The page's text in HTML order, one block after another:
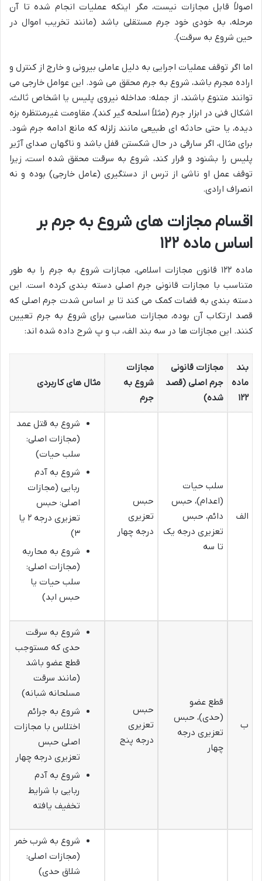
اصولاً قابل مجازات نیست، مگر اینکه عملیات انجام شده تا آن
مرحله، به خودی خود جرم مستقلی باشد (مانند تخریب اموال در
حین شروع به سرقت).
اما اگر توقف عملیات اجرایی به دلیل عاملی بیرونی و خارج از کنترل و
اراده مجرم باشد، شروع به جرم محقق می شود. این عوامل خارجی می
توانند متنوع باشند، از جمله: مداخله نیروی پلیس یا اشخاص ثالث،
اشکال فنی در ابزار جرم (مثلاً اسلحه گیر کند)، مقاومت غیرمنتظره بزه
دیده، یا حتی حادثه ای طبیعی مانند زلزله که مانع ادامه جرم شود.
برای مثال، اگر سارقی در حال شکستن قفل باشد و ناگهان صدای آژیر
پلیس را بشنود و فرار کند، شروع به سرقت محقق شده است، زیرا
توقف عمل او ناشی از ترس از دستگیری (عامل خارجی) بوده و نه
انصراف ارادی.
اقسام مجازات های شروع به جرم بر
اساس ماده ۱۲۲
ماده ۱۲۲ قانون مجازات اسلامی، مجازات شروع به جرم را به طور
متناسب با مجازات قانونی جرم اصلی دسته بندی کرده است. این
دسته بندی به قضات کمک می کند تا بر اساس شدت جرم اصلی که
قصد ارتکاب آن بوده، مجازات مناسبی برای شروع به جرم تعیین
کنند. این مجازات ها در سه بند الف، ب و پ شرح داده شده اند:
بند
ماده
۱۲۲
مجازات قانونی
جرم اصلی (قصد
شده)
مجازات
شروع به
جرم
مثال های کاربردی
الف
سلب حیات
(اعدام)، حبس
دائم، حبس
تعزیری درجه یک
تا سه
حبس
تعزیری
درجه چهار
شروع به قتل عمد
(مجازات اصلی:
سلب حیات)
شروع به آدم
ربایی (مجازات
اصلی: حبس
تعزیری درجه ۲ یا
۳)
شروع به محاربه
(مجازات اصلی:
سلب حیات یا
حبس ابد)
ب
قطع عضو
(حدی)، حبس
تعزیری درجه
چهار
حبس
تعزیری
درجه پنج
شروع به سرقت
حدی که مستوجب
قطع عضو باشد
(مانند سرقت
مسلحانه شبانه)
شروع به جرائم
اختلاس با مجازات
اصلی حبس
تعزیری درجه چهار
شروع به آدم
ربایی با شرایط
تخفیف یافته
شروع به شرب خمر
(مجازات اصلی:
شلاق حدی)